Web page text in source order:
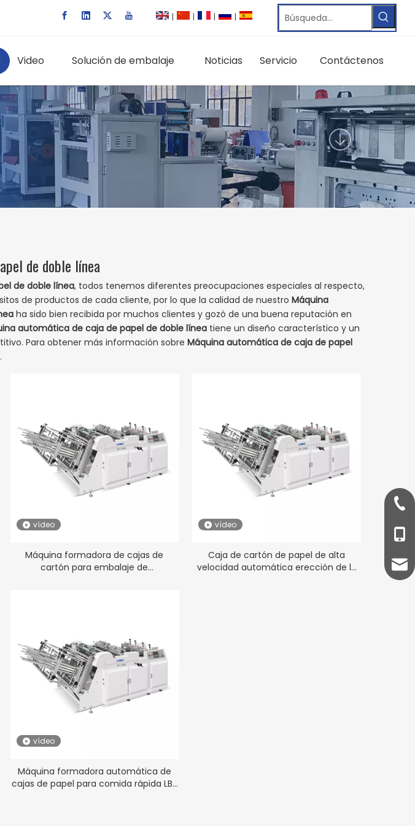
| | | |
Video Solución de embalaje Noticias Servicio Contáctenos
de doble línea
de doble línea, todos tenemos diferentes preocupaciones especiales al respecto,
de productos de cada cliente, por lo que la calidad de nuestro Máquina
ha sido bien recibida por muchos clientes y gozó de una buena reputación en
automática de caja de papel de doble línea tiene un diseño característico y un
Para obtener más información sobre Máquina automática de caja de papel
vídeo
Máquina formadora de cajas de
cartón para embalaje de
vídeo
Caja de cartón de papel de alta
velocidad automática erección de la
vídeo
Máquina formadora automática de
cajas de papel para comida rápida LB-
+